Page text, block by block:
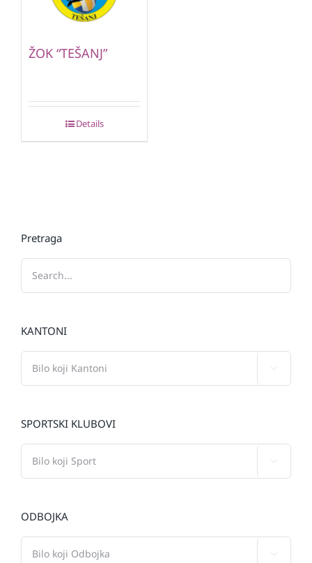
ŽOK “TEŠANJ”
Details
Pretraga
KANTONI
SPORTSKI KLUBOVI
ODBOJKA